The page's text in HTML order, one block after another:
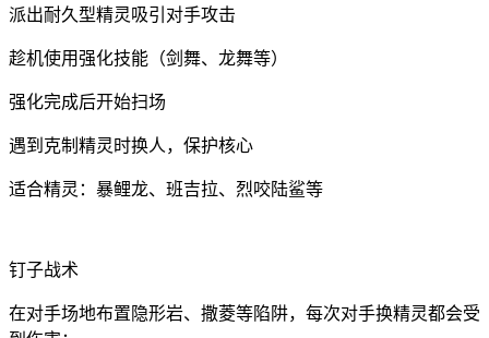
派出耐久型精灵吸引对手攻击
趁机使用强化技能（剑舞、龙舞等）
强化完成后开始扫场
遇到克制精灵时换人，保护核心
适合精灵：暴鲤龙、班吉拉、烈咬陆鲨等
钉子战术
在对手场地布置隐形岩、撒菱等陷阱，每次对手换精灵都会受